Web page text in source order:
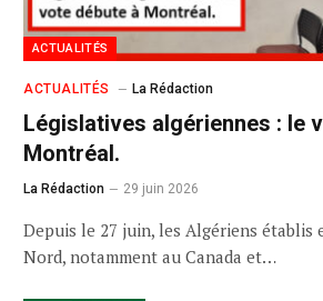
ACTUALITÉS
ACTUALITÉS La Rédaction
Législatives algériennes : le
Montréal.
La Rédaction 29 juin 2026
Depuis le 27 juin, les Algériens établis
Nord, notamment au Canada et…